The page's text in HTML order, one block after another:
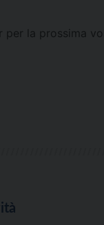
la prossima